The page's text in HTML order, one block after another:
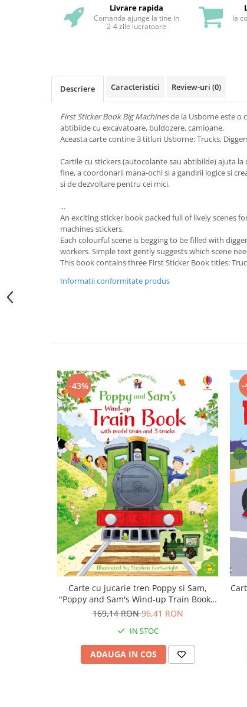
Livrare rapida
Comanda ajunge la tine in
2-4 zile lucratoare
la
Descriere Caracteristici Review-uri (0)
First Sticker Book Big Machinesde la Usborne este o
abtibilde cu excavatoare, buldozere, camioane.
Aceasta carte contine 3 titluri Usborne: Trucks,
Cartile cu stickers (autocolante sau abtibilde) ajuta
fine, a coordonarii mana-ochi si a gandirii logice si
si de dezvoltare pentru cei mici.
...
An exciting sticker book packed full of lively scenes
machines stickers.
Each colourful scene is begging to be filled with
workers. Simple text gently suggests which scene
This book contains three First Sticker Book titles:
Informatii conformitate produs
-43%
Carte cu jucarie tren Poppy si Sam,
"Poppy and Sam's Wind-up Train Book",
Usborne
169,14 RON96,41 RON
IN STOC
ADAUGA IN COS
-